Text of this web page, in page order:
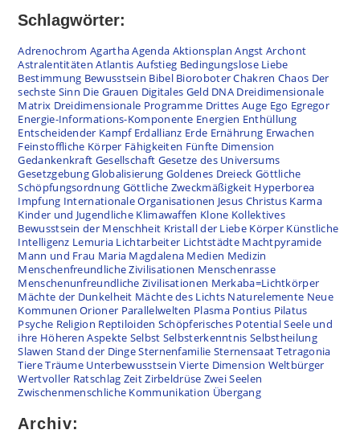
Schlagwörter:
Adrenochrom AgarthaAgenda Aktionsplan Angst Archont
Astralentitäten Atlantis Aufstieg Bedingungslose Liebe
Bestimmung Bewusstsein Bibel BioroboterChakren Chaos Der
sechste Sinn Die Grauen Digitales Geld DNA Dreidimensionale
Matrix Dreidimensionale Programme Drittes Auge Ego Egregor
Energie-Informations-Komponente Energien Enthüllung
Entscheidender Kampf Erdallianz Erde Ernährung Erwachen
Feinstoffliche Körper Fähigkeiten Fünfte Dimension
Gedankenkraft Gesellschaft Gesetze des Universums
GesetzgebungGlobalisierung Goldenes Dreieck Göttliche
Schöpfungsordnung Göttliche Zweckmäßigkeit Hyperborea
Impfung Internationale Organisationen Jesus Christus Karma
Kinder und Jugendliche Klimawaffen Klone Kollektives
Bewusstsein der Menschheit Kristall der Liebe Körper Künstliche
Intelligenz Lemuria Lichtarbeiter Lichtstädte Machtpyramide
Mann und Frau Maria Magdalena Medien Medizin
Menschenfreundliche Zivilisationen Menschenrasse
Menschenunfreundliche Zivilisationen Merkaba=Lichtkörper
Mächte der Dunkelheit Mächte des Lichts Naturelemente Neue
Kommunen Orioner Parallelwelten Plasma Pontius Pilatus
Psyche Religion Reptiloiden Schöpferisches PotentialSeele und
ihre Höheren Aspekte Selbst Selbsterkenntnis Selbstheilung
Slawen Stand der DingeSternenfamilie SternensaatTetragonia
TiereTräume Unterbewusstsein Vierte Dimension Weltbürger
Wertvoller Ratschlag ZeitZirbeldrüse Zwei Seelen
Zwischenmenschliche Kommunikation Übergang
Archiv: